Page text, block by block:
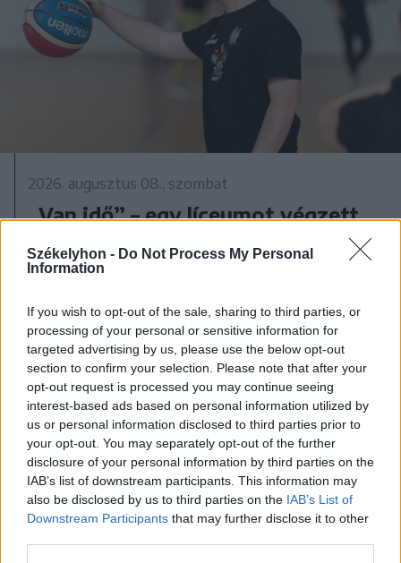
Székelyhon - Do Not Process My Personal
Information
If you wish to opt-out of the sale, sharing to third parties, or
processing of your personal or sensitive information for
targeted advertising by us, please use the below opt-out
section to confirm your selection. Please note that after your
opt-out request is processed you may continue seeing
interest-based ads based on personal information utilized by
us or personal information disclosed to third parties prior to
your opt-out. You may separately opt-out of the further
disclosure of your personal information by third parties on the
IAB’s list of downstream participants. This information may
also be disclosed by us to third parties on the IAB’s List of
Downstream Participants that may further disclose it to other
2026. augusztus 08., szombat
„Van idő” – egy líceumot végzett
elfogadásig